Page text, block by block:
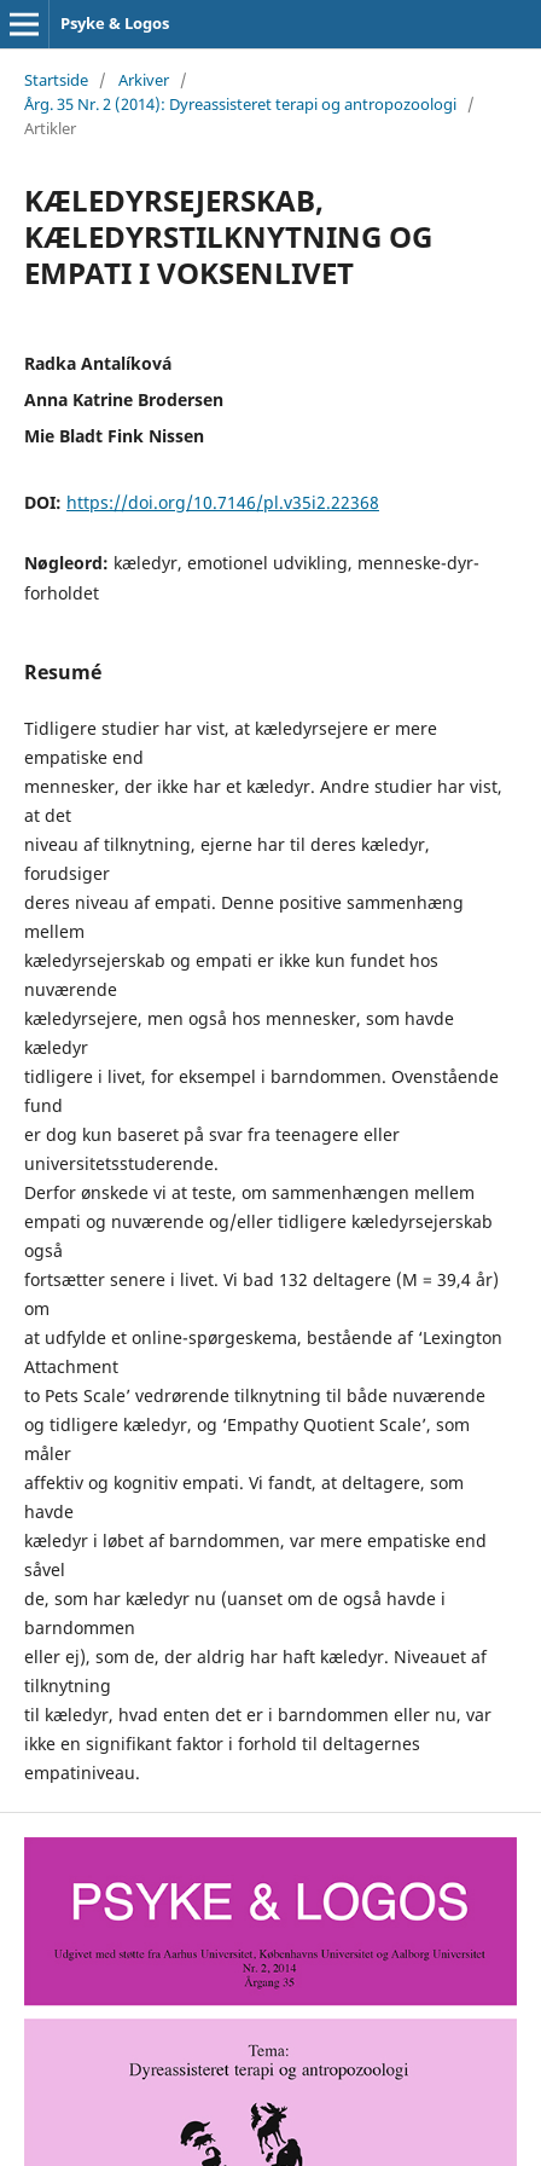
Psyke & Logos
Startside / Arkiver /
Årg. 35 Nr. 2 (2014): Dyreassisteret terapi og antropozoologi /
Artikler
KÆLEDYRSEJERSKAB,
KÆLEDYRSTILKNYTNING OG
EMPATI I VOKSENLIVET
Radka Antalíková
Anna Katrine Brodersen
Mie Bladt Fink Nissen
DOI: https://doi.org/10.7146/pl.v35i2.22368
Nøgleord: kæledyr, emotionel udvikling, menneske-dyr-
forholdet
Resumé
Tidligere studier har vist, at kæledyrsejere er mere
empatiske end
mennesker, der ikke har et kæledyr. Andre studier har vist,
at det
niveau af tilknytning, ejerne har til deres kæledyr,
forudsiger
deres niveau af empati. Denne positive sammenhæng
mellem
kæledyrsejerskab og empati er ikke kun fundet hos
nuværende
kæledyrsejere, men også hos mennesker, som havde
kæledyr
tidligere i livet, for eksempel i barndommen. Ovenstående
fund
er dog kun baseret på svar fra teenagere eller
universitetsstuderende.
Derfor ønskede vi at teste, om sammenhængen mellem
empati og nuværende og/eller tidligere kæledyrsejerskab
også
fortsætter senere i livet. Vi bad 132 deltagere (M = 39,4 år)
om
at udfylde et online-spørgeskema, bestående af ‘Lexington
Attachment
to Pets Scale’ vedrørende tilknytning til både nuværende
og tidligere kæledyr, og ‘Empathy Quotient Scale’, som
måler
affektiv og kognitiv empati. Vi fandt, at deltagere, som
havde
kæledyr i løbet af barndommen, var mere empatiske end
såvel
de, som har kæledyr nu (uanset om de også havde i
barndommen
eller ej), som de, der aldrig har haft kæledyr. Niveauet af
tilknytning
til kæledyr, hvad enten det er i barndommen eller nu, var
ikke en signifikant faktor i forhold til deltagernes
empatiniveau.